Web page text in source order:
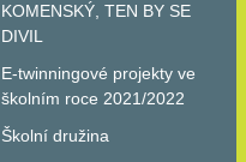
KOMENSKÝ, TEN BY SE
DIVIL
E-twinningové projekty ve
školním roce 2021/2022
Školní družina